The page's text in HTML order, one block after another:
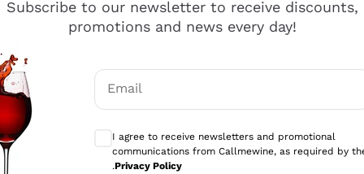
è male ma secondo me ci sono alternative che
Subscribe to our newsletter to receive discounts,
promotions and news every day!
Email
I agree to receive newsletters and promotional
communications from Callmewine, as required by
.Privacy Policy